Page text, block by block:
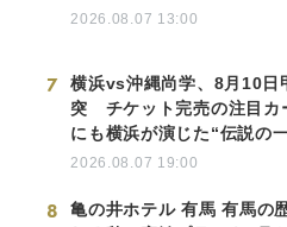
2026.08.07 13:00
7
横浜vs沖縄尚学、8月10日
突 チケット完売の注目
にも横浜が演じた“伝説の
2026.08.07 19:00
8
亀の井ホテル 有馬 有馬の